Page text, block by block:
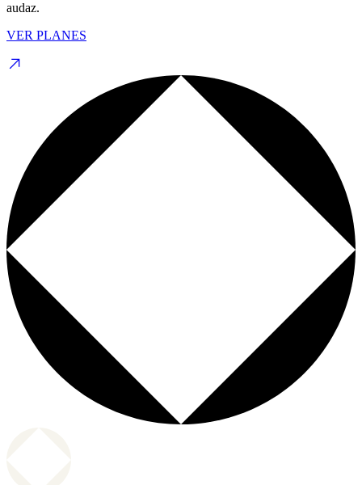
audaz.
VER PLANES